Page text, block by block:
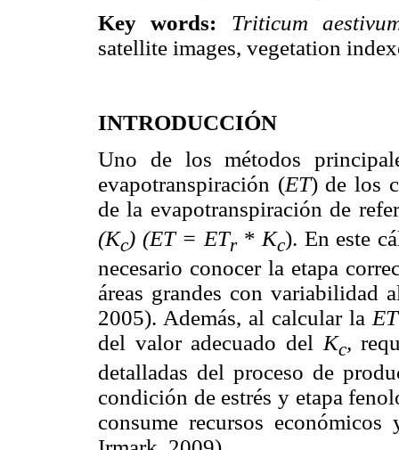
Key words:
Triticum
satellite images, vegetation
INTRODUCCIÓN
Uno de los métodos
evapotranspiración (ET) de los
de la evapotranspiración de
(Kc) (ET = ETr* Kc). En este
necesario conocer la etapa
áreas grandes con variabilidad
2005). Además, al calcular la ET
del valor adecuado del Kc,
detalladas del proceso de
condición de estrés y etapa
consume recursos